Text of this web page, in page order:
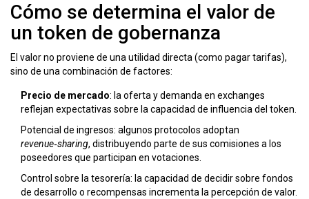
Cómo se determina el valor de
un token de gobernanza
El valor no proviene de una utilidad directa (como pagar tarifas),
sino de una combinación de factores:
Precio de mercado: la oferta y demanda en exchanges
reflejan expectativas sobre la capacidad de influencia del token.
Potencial de ingresos: algunos protocolos adoptan
revenue‑sharing, distribuyendo parte de sus comisiones a los
poseedores que participan en votaciones.
Control sobre la tesorería: la capacidad de decidir sobre fondos
de desarrollo o recompensas incrementa la percepción de valor.